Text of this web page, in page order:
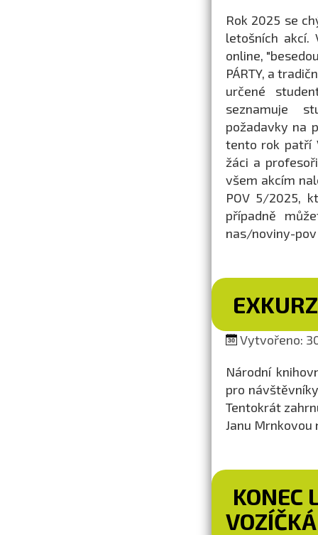
Rok 2025 se
letošních akcí.
online,
PÁRTY, a
určené
seznamuje
požadavky na
tento rok patří
žáci a
všem akcím
POV 5/2025,
případně
nas/noviny-pov
Vytvořeno:
Národní
pro
Tentokrát
Janu Mrnkovou
KONEC